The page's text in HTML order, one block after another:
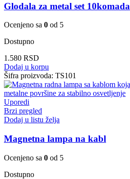
Glodala za metal set 10komada
Ocenjeno sa 0 od 5
Dostupno
1.580 RSD
Dodaj u korpu
Šifra proizvoda: TS101
Uporedi
Brzi pregled
Dodaj u listu želja
Magnetna lampa na kabl
Ocenjeno sa 0 od 5
Dostupno